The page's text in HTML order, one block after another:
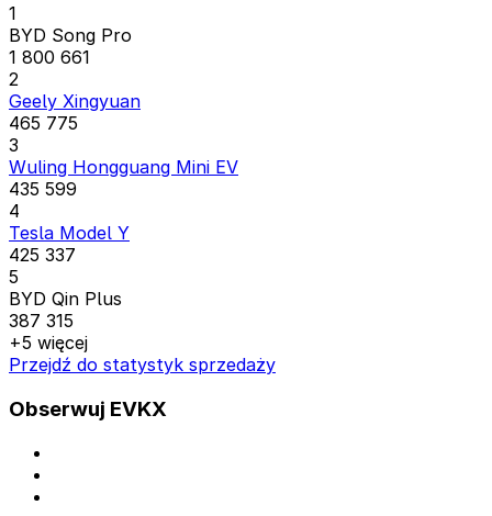
1
BYD Song Pro
1 800 661
2
Geely Xingyuan
465 775
3
Wuling Hongguang Mini EV
435 599
4
Tesla Model Y
425 337
5
BYD Qin Plus
387 315
+5 więcej
Przejdź do statystyk sprzedaży
Obserwuj EVKX